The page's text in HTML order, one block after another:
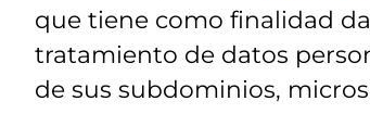
que tiene como finalidad
tratamiento de datos
de sus subdominios,